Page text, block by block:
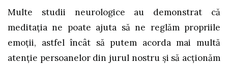
Multe studii neurologice au demonstrat că
meditația ne poate ajuta să ne reglăm propriile
emoții, astfel încât să putem acorda mai multă
atenție persoanelor din jurul nostru și să acționăm